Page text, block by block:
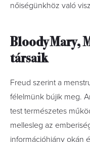
nőiségünkhöz való
Bloody Mary,
társaik
Freud szerint a
félelmünk bújik meg.
test természetes
mellesleg az
információhiány okán